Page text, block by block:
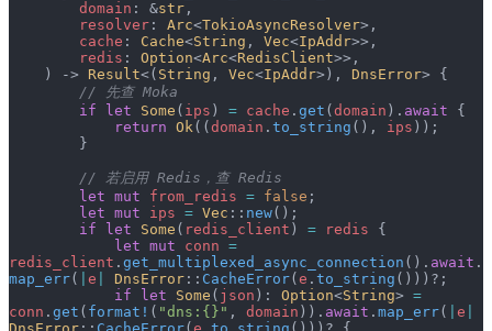
        domain
: &str ,
        resolver
: Arc<TokioAsyncResolver>,
        cache
: Cache<String , Vec<IpAddr>>,
        redis
: Option<Arc<RedisClient>>,
    ) ->
Result<( String , Vec<IpAddr>), DnsError> {
        // 先查 Moka
        if
let Some ( ips ) = cache . get ( domain ). await {
            return
Ok(( domain . to_string (), ips ));
        }
        // 若启用 Redis，查 Redis
        let
mut from_redis = false ;
        let
mut ips = Vec :: new();
        if
let Some ( redis_client ) = redis {
            let
mut conn =
redis_client . get_multiplexed_async_connection (). await .
map_err( e DnsError :: CacheError( e . to_string ()))?;
            if
let Some ( json ): Option<String> =
conn . get ( format! ( "dns:{}" , domain )). await . map_err( e